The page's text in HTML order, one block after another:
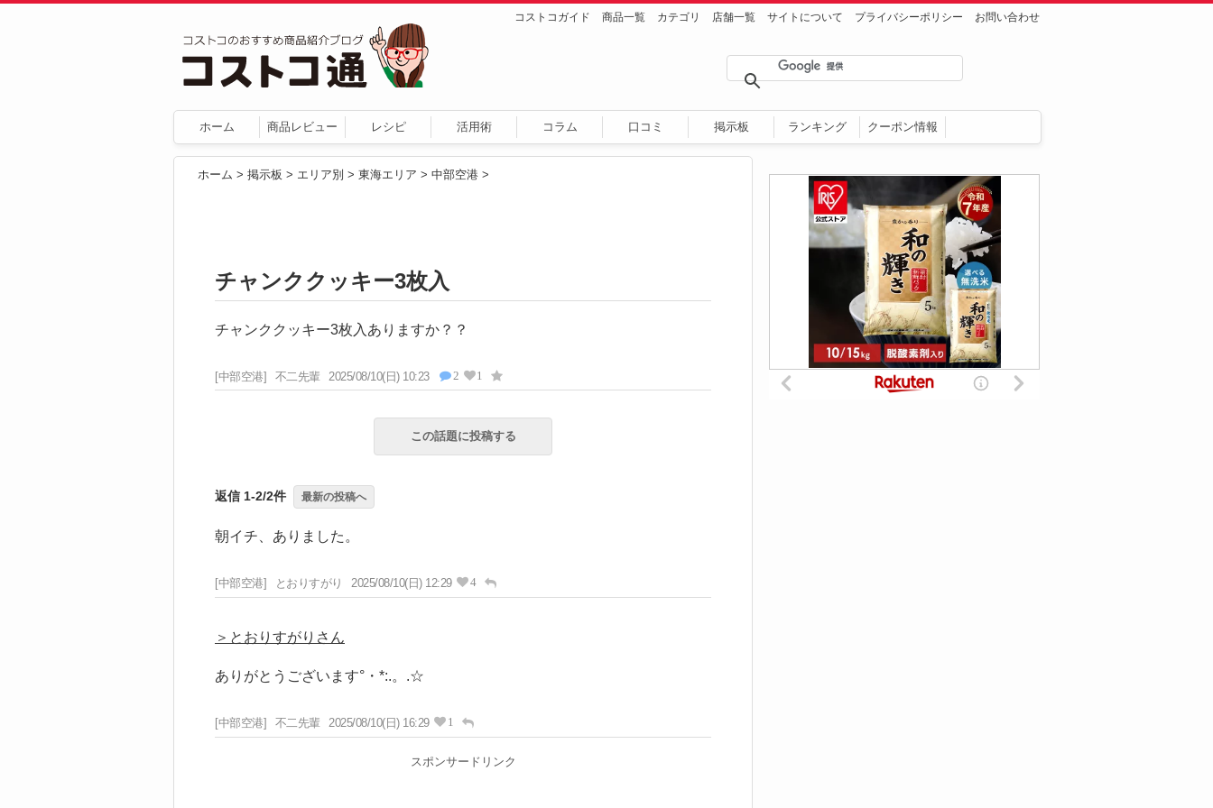
コストコガイド 商品一覧 カテゴリ 店舗一覧 サイトについて プライバシーポリシー お問い合わせ
ホーム 商品レビュー レシピ 活用術 コラム 口コミ 掲示板 ランキング クーポン情報
ホーム > 掲示板 > エリア別 > 東海エリア > 中部空港 >
チャンククッキー3枚入
チャンククッキー3枚入ありますか？？
[中部空港] 不二先輩 2025/08/10(日) 10:23 2 1
この話題に投稿する
返信 1-2/2件 最新の投稿へ
朝イチ、ありました。
[中部空港] とおりすがり 2025/08/10(日) 12:29 4
＞とおりすがりさん
ありがとうございます°・*:.。.☆
[中部空港] 不二先輩 2025/08/10(日) 16:29 1
スポンサードリンク